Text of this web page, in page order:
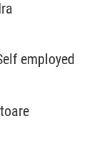
employed